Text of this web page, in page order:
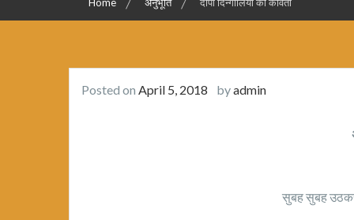
Home अनुभूति दीपा दिन्गोलिया की कविता
Posted on April 5, 2018 byadmin
सुबह सुबह